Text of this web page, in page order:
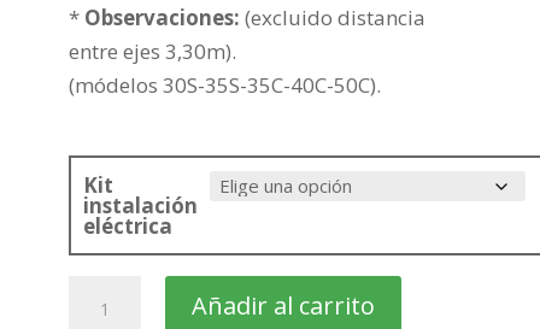
* Observaciones: (excluido distancia
entre ejes 3,30m).
(módelos 30S-35S-35C-40C-50C).
Kit
instalación
eléctrica
Añadir al carrito